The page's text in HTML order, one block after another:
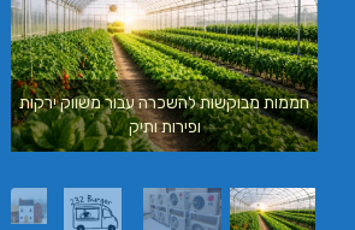
חממות מבוקשות להשכרה עבור משווק ירקות
ופירות ותיק